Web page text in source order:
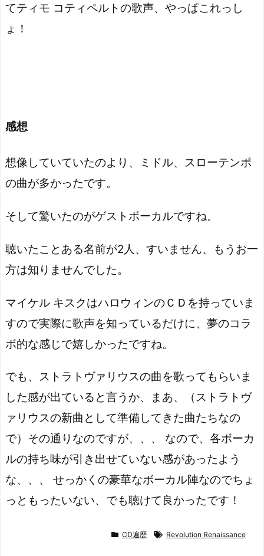
てティモ コティペルトの歌声、やっぱこれっし
ょ！
感想
想像していていたのより、ミドル、スローテンポ
の曲が多かったです。
そして驚いたのがゲストボーカルですね。
聴いたことある名前が2人、すいません、もうお一
方は知りませんでした。
マイケル キスクはハロウィンのＣＤを持っていま
すので実際に歌声を知っているだけに、夢のコラ
ボ的な感じで嬉しかったですね。
でも、ストラトヴァリウスの曲を歌ってもらいま
した感が出ていると言うか、まあ、（ストラトヴ
ァリウスの新曲として準備してきた曲たちなの
で）その通りなのですが、、、 なので、各ボーカ
ルの持ち味が引き出せていない感があったよう
な、、、 せっかくの豪華なボーカル陣なのでちょ
っともったいない、でも聴けて良かったです！
CD遍歴 Revolution Renaissance